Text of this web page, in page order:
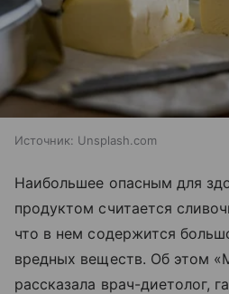
Источник: Unsplash.com
Наибольшее опасным для
продуктом считается
что в нем содержится
вредных веществ. Об этом
рассказала врач-диетолог,